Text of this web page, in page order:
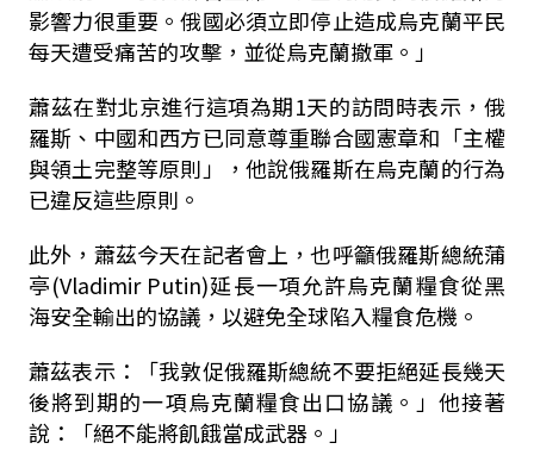
影響力很重要。俄國必須立即停止造成烏克蘭平民
每天遭受痛苦的攻擊，並從烏克蘭撤軍。」
蕭茲在對北京進行這項為期1天的訪問時表示，俄
羅斯、中國和西方已同意尊重聯合國憲章和「主權
與領土完整等原則」，他說俄羅斯在烏克蘭的行為
已違反這些原則。
此外，蕭茲今天在記者會上，也呼籲俄羅斯總統蒲
亭(Vladimir Putin)延長一項允許烏克蘭糧食從黑
海安全輸出的協議，以避免全球陷入糧食危機。
蕭茲表示：「我敦促俄羅斯總統不要拒絕延長幾天
後將到期的一項烏克蘭糧食出口協議。」他接著
說：「絕不能將飢餓當成武器。」